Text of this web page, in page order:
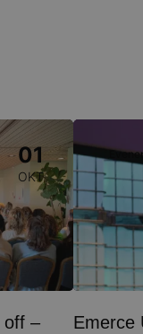
01
OKT
off –
Emerce